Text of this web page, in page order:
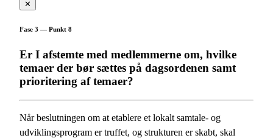
✕
Fase 3 — Punkt 8
Er I afstemte med medlemmerne om, hvilke
temaer der bør sættes på dagsordenen samt
prioritering af temaer?
Når beslutningen om at etablere et lokalt samtale- og
udviklingsprogram er truffet, og strukturen er skabt, skal